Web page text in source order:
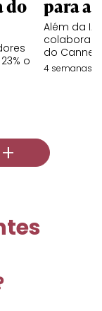
do
o
para a
Além da
do Cannes
4 semanas
+